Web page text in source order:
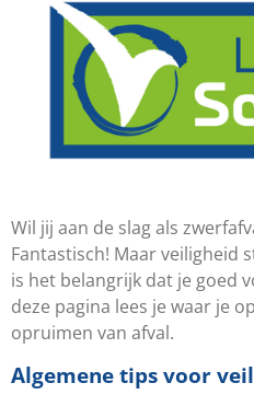
Wil jij aan de slag als
Fantastisch! Maar veiligheid
is het belangrijk dat je goed
deze pagina lees je waar je
opruimen van afval.
Algemene tips voor